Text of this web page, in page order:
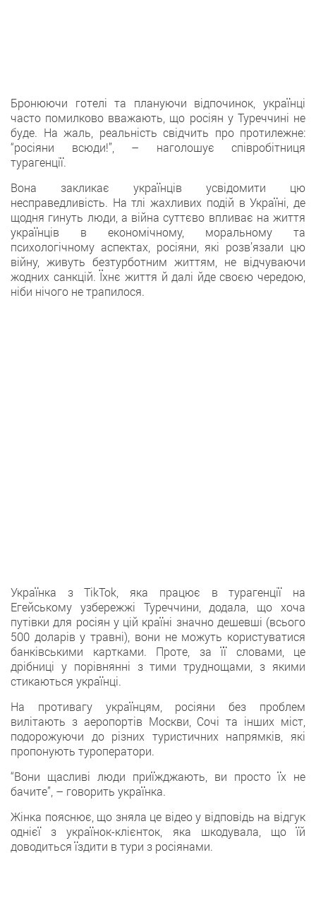
Бронюючи готелі та плануючи відпочинок, українці
часто помилково вважають, що росіян у Туреччині не
буде. На жаль, реальність свідчить про протилежне:
“росіяни всюди!”, – наголошує співробітниця
турагенції.
Вона закликає українців усвідомити цю
несправедливість. На тлі жахливих подій в Україні, де
щодня гинуть люди, а війна суттєво впливає на життя
українців в економічному, моральному та
психологічному аспектах, росіяни, які розв’язали цю
війну, живуть безтурботним життям, не відчуваючи
жодних санкцій. Їхнє життя й далі йде своєю чередою,
ніби нічого не трапилося.
Українка з TikTok, яка працює в турагенції на
Егейському узбережжі Туреччини, додала, що хоча
путівки для росіян у цій країні значно дешевші (всього
500 доларів у травні), вони не можуть користуватися
банківськими картками. Проте, за її словами, це
дрібниці у порівнянні з тими труднощами, з якими
стикаються українці.
На противагу українцям, росіяни без проблем
вилітають з аеропортів Москви, Сочі та інших міст,
подорожуючи до різних туристичних напрямків, які
пропонують туроператори.
“Вони щасливі люди приїжджають, ви просто їх не
бачите”, – говорить українка.
Жінка пояснює, що зняла це відео у відповідь на відгук
однієї з українок-клієнток, яка шкодувала, що їй
доводиться їздити в тури з росіянами.